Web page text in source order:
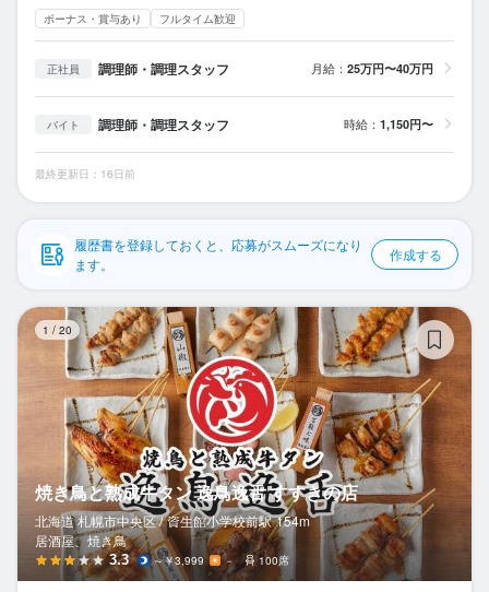
ヘルプ・お問い合わせフォーム
掲載をご検討の店舗様へ
食べログ求人PRESS
利用規約
ボーナス・賞与あり フルタイム歓迎
正社員 調理師・調理スタッフ 月給： 25万円〜40万円
バイト 調理師・調理スタッフ 時給： 1,150円〜
最終更新日：16日前
履歴書を登録しておくと、応募がスムーズになり
ます。
作成する
1 / 20
焼き鳥と熟成牛タン 逸鳥逸舌 すすきの店
北海道 札幌市中央区 / 資生館小学校前駅 154m
居酒屋、焼き鳥
3.3 ～￥3,999 － 100席